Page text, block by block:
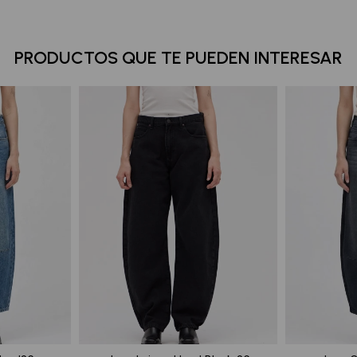
PRODUCTOS QUE TE PUEDEN INTERESAR